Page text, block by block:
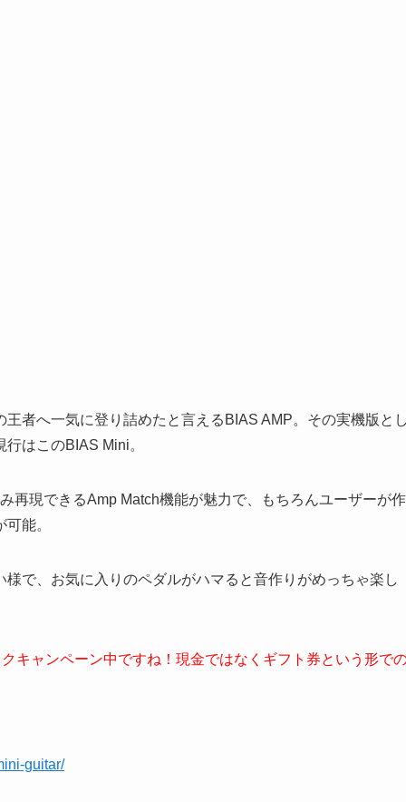
者へ一気に登り詰めたと言えるBIAS AMP。その実機版と
はこのBIAS Mini。
再現できるAmp Match機能が魅力で、もちろんユーザーが作
能。
で、お気に入りのペダルがハマると音作りがめっちゃ楽し
キャンペーン中ですね！現金ではなくギフト券という形で
guitar/